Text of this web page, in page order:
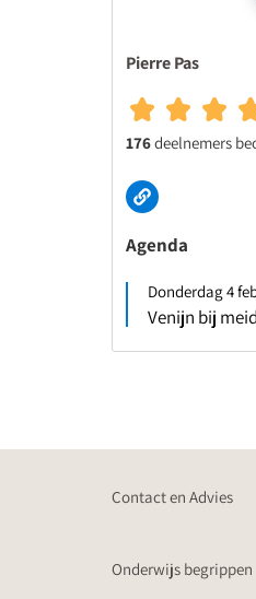
Pierre Pas
176deelnemers
Agenda
Donderdag 4
Venijn bij
Contact en Advies
Onderwijs begrippen